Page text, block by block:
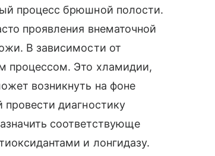
процесс брюшной полости.
проявления внематочной
В зависимости от
процессом. Это хламидии,
возникнуть на фоне
диагностику
соответствующе
и лонгидазу.